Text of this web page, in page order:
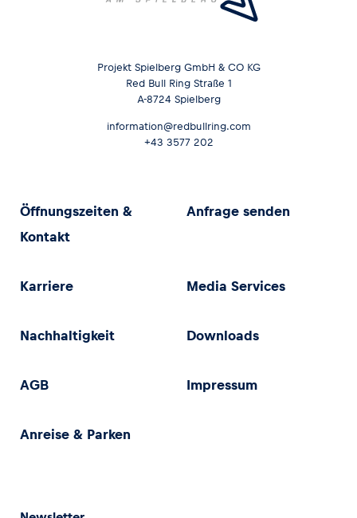
Projekt Spielberg GmbH & CO KG
Red Bull Ring Straße 1
A-8724 Spielberg
information@redbullring.com
+43 3577 202
Öffnungszeiten &
Kontakt
Anfrage senden
Karriere Media Services
Nachhaltigkeit Downloads
AGB Impressum
Anreise & Parken